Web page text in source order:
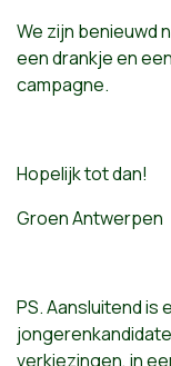
We zijn benieuwd
een drankje en
campagne.
Hopelijk tot dan!
Groen Antwerpen
PS. Aansluitend is
verkiezingen, in